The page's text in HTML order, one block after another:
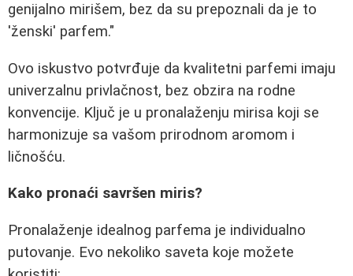
genijalno mirišem, bez da su prepoznali da je to
'ženski' parfem."
Ovo iskustvo potvrđuje da kvalitetni parfemi imaju
univerzalnu privlačnost, bez obzira na rodne
konvencije. Ključ je u pronalaženju mirisa koji se
harmonizuje sa vašom prirodnom aromom i
ličnošću.
Kako pronaći savršen miris?
Pronalaženje idealnog parfema je individualno
putovanje. Evo nekoliko saveta koje možete